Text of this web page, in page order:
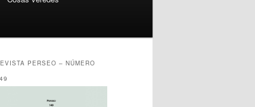
PERSEO – NÚMERO